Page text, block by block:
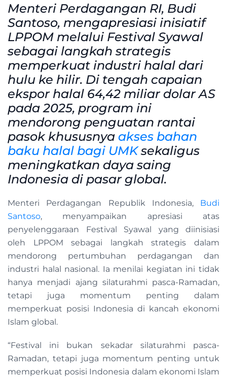
Menteri Perdagangan RI, Budi
Santoso, mengapresiasi inisiatif
LPPOM melalui Festival Syawal
sebagai langkah strategis
memperkuat industri halal dari
hulu ke hilir. Di tengah capaian
ekspor halal 64,42 miliar dolar AS
pada 2025, program ini
mendorong penguatan rantai
pasok khususnya akses bahan
baku halal bagi UMKsekaligus
meningkatkan daya saing
Indonesia di pasar global.
Menteri Perdagangan Republik Indonesia, Budi
Santoso, menyampaikan apresiasi atas
penyelenggaraan Festival Syawal yang diinisiasi
oleh LPPOM sebagai langkah strategis dalam
mendorong pertumbuhan perdagangan dan
industri halal nasional. Ia menilai kegiatan ini tidak
hanya menjadi ajang silaturahmi pasca-Ramadan,
tetapi juga momentum penting dalam
memperkuat posisi Indonesia di kancah ekonomi
Islam global.
“Festival ini bukan sekadar silaturahmi pasca-
Ramadan, tetapi juga momentum penting untuk
memperkuat posisi Indonesia dalam ekonomi Islam